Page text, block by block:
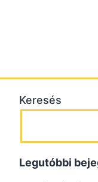
Keresés
Legutóbbi